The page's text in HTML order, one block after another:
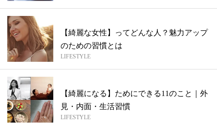
【綺麗な女性】ってどんな人？魅力アップ
のための習慣とは
LIFESTYLE
【綺麗になる】ためにできる11のこと｜外
見・内面・生活習慣
LIFESTYLE